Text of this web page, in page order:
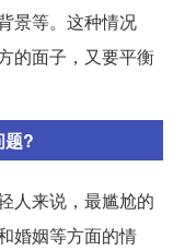
景等。这种情况
的面子，又要平衡
题?
人来说，最尴尬的
婚姻等方面的情